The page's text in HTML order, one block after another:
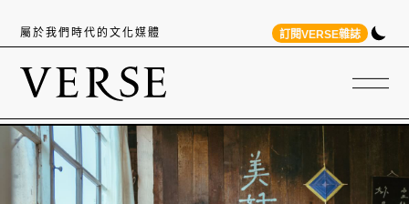
屬於我們時代的文化媒體 訂閱VERSE雜誌